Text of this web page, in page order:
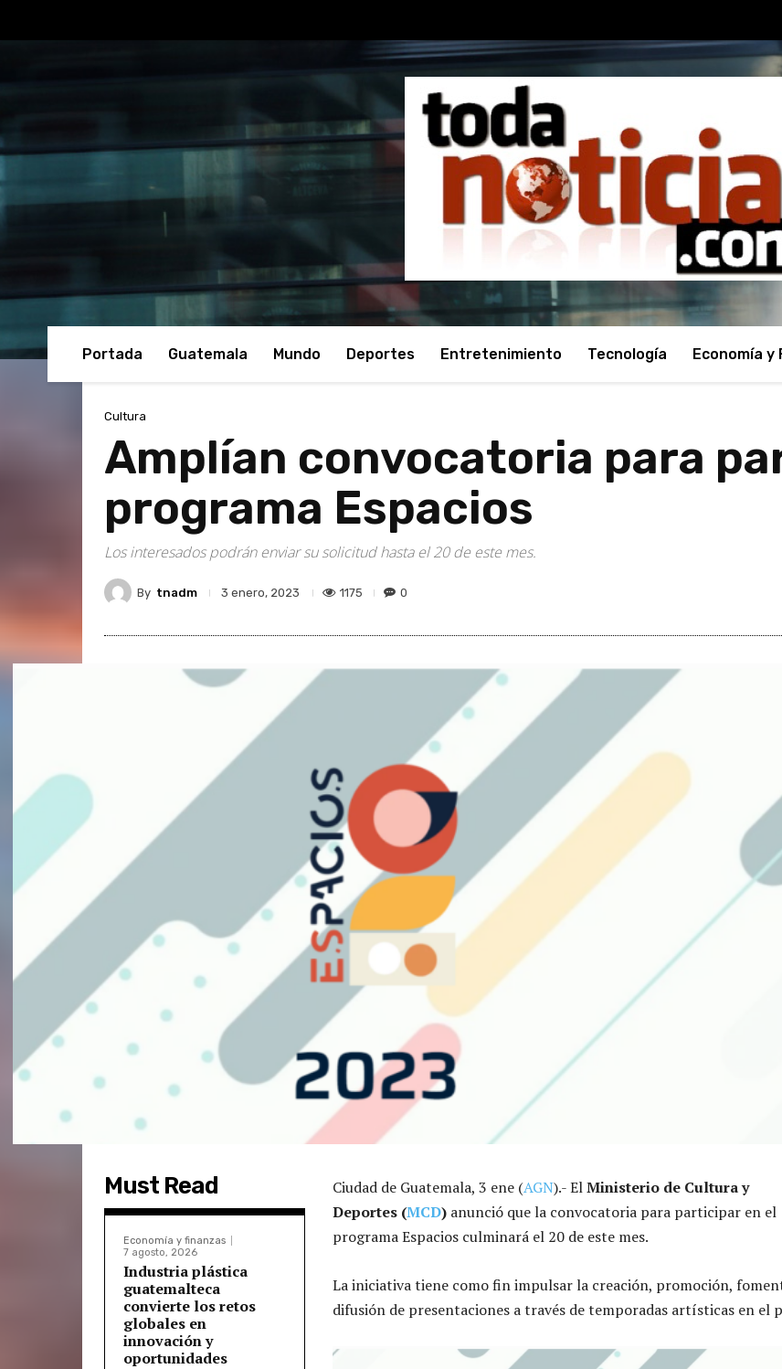
Portada Guatemala Mundo Deportes Entretenimiento Tecnología Economía y
Cultura
Amplían convocatoria para
programa Espacios
Los interesados podrán enviar su solicitud hasta el 20 de este mes.
By tnadm 3 enero, 2023 1175 0
Must Read
Economía y finanzas
7 agosto, 2026
Industria plástica
guatemalteca
convierte los retos
globales en
innovación y
oportunidades
Ciudad de Guatemala, 3 ene (AGN).- ElMinisterio de Cultura y
Deportes (MCD) anunció que la convocatoria para participar en el
programa Espacios culminará el 20 de este mes.
La iniciativa tiene como fin impulsar la creación, promoción,
difusión de presentaciones a través de temporadas artísticas en el